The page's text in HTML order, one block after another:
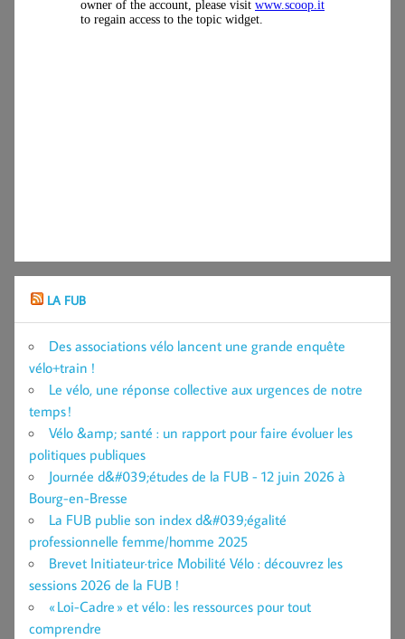
LA FUB
Des associations vélo lancent une grande enquête
vélo+train !
Le vélo, une réponse collective aux urgences de notre
temps !
Vélo &amp; santé : un rapport pour faire évoluer les
politiques publiques
Journée d&#039;études de la FUB - 12 juin 2026 à
Bourg-en-Bresse
La FUB publie son index d&#039;égalité
professionnelle femme/homme 2025
Brevet Initiateur·trice Mobilité Vélo : découvrez les
sessions 2026 de la FUB !
« Loi-Cadre » et vélo : les ressources pour tout
comprendre